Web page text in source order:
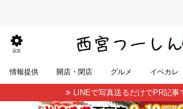
設定
情報提供 開店・閉店 グルメ イベカレ
LINEで写真送るだけでPR記事